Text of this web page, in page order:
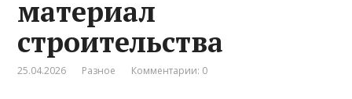
материал
строительства
25.04.2026 Разное Комментарии: 0